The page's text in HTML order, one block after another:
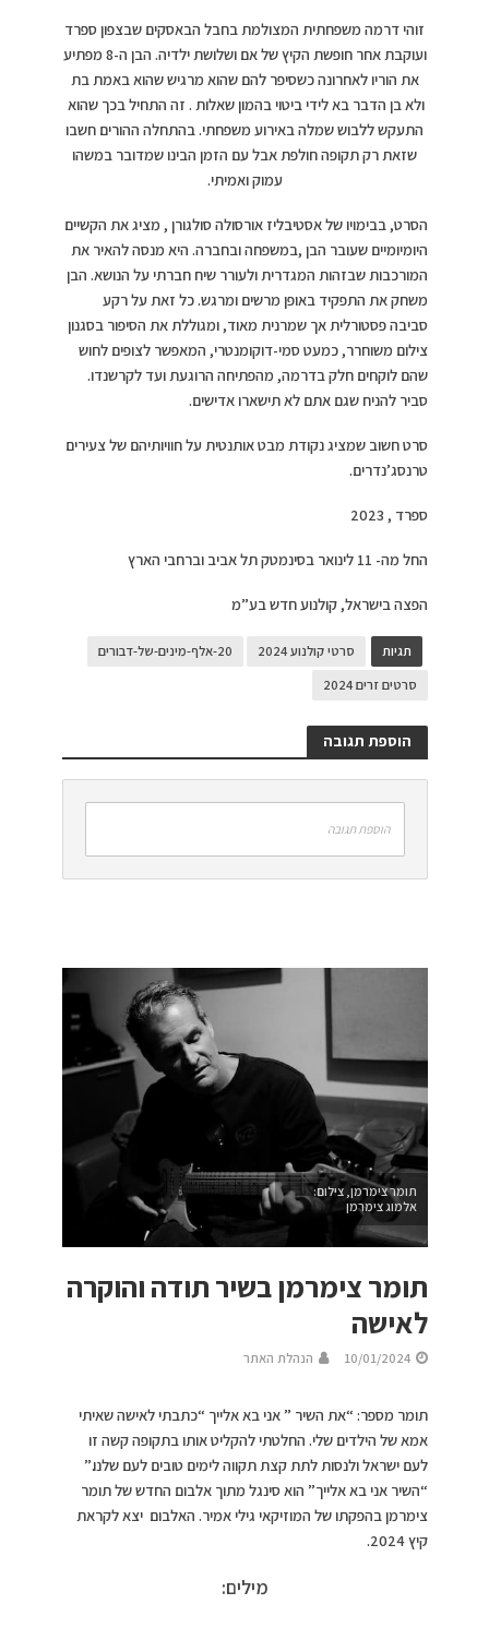
זוהי דרמה משפחתית המצולמת בחבל הבאסקים שבצפון ספרד
ועוקבת אחר חופשת הקיץ של אם ושלושת ילדיה. הבן ה-8 מפתיע
את הוריו לאחרונה כשסיפר להם שהוא מרגיש שהוא באמת בת
ולא בן הדבר בא לידי ביטוי בהמון שאלות . זה התחיל בכך שהוא
התעקש ללבוש שמלה באירוע משפחתי. בהתחלה ההורים חשבו
שזאת רק תקופה חולפת אבל עם הזמן הבינו שמדובר במשהו
עמוק ואמיתי.
הסרט, בבימויו של אסטיבליז אורסולה סולגורן , מציג את הקשיים
היומיומיים שעובר הבן ,במשפחה ובחברה. היא מנסה להאיר את
המורכבות שבזהות המגדרית ולעורר שיח חברתי על הנושא. הבן
משחק את התפקיד באופן מרשים ומרגש. כל זאת על רקע
סביבה פסטורלית אך שמרנית מאוד, ומגוללת את הסיפור בסגנון
צילום משוחרר, כמעט סמי-דוקומנטרי, המאפשר לצופים לחוש
שהם לוקחים חלק בדרמה, מהפתיחה הרוגעת ועד לקרשנדו.
סביר להניח שגם אתם לא תישארו אדישים.
סרט חשוב שמציג נקודת מבט אותנטית על חוויותיהם של צעירים
טרנסג’נדרים.
ספרד , 2023
החל מה- 11 לינואר בסינמטק תל אביב וברחבי הארץ
הפצה בישראל, קולנוע חדש בע”מ
תגיות סרטי קולנוע 2024
20-אלף-מינים-של-דבורים
סרטים זרים 2024
הוספת תגובה
הוספת תגובה
תומר צימרמן, צילום:
אלמוג צימרמן
תומר צימרמן בשיר תודה והוקרה
לאישה
10/01/2024 הנהלת האתר
תומר מספר: “את השיר ” אני בא אלייך “כתבתי לאישה שאיתי
אמא של הילדים שלי. החלטתי להקליט אותו בתקופה קשה זו
לעם ישראל ולנסות לתת קצת תקווה לימים טובים לעם שלנו.”
“השיר אני בא אלייך” הוא סינגל מתוך אלבום החדש של תומר
צימרמן בהפקתו של המוזיקאי גילי אמיר. האלבום יצא לקראת
קיץ 2024.
מילים: